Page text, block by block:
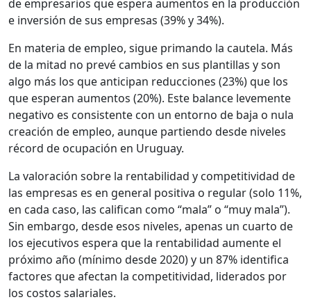
de empresarios que espera aumentos en la producción
e inversión de sus empresas (39% y 34%).
En materia de empleo, sigue primando la cautela. Más
de la mitad no prevé cambios en sus plantillas y son
algo más los que anticipan reducciones (23%) que los
que esperan aumentos (20%). Este balance levemente
negativo es consistente con un entorno de baja o nula
creación de empleo, aunque partiendo desde niveles
récord de ocupación en Uruguay.
La valoración sobre la rentabilidad y competitividad de
las empresas es en general positiva o regular (solo 11%,
en cada caso, las califican como “mala” o “muy mala”).
Sin embargo, desde esos niveles, apenas un cuarto de
los ejecutivos espera que la rentabilidad aumente el
próximo año (mínimo desde 2020) y un 87% identifica
factores que afectan la competitividad, liderados por
los costos salariales.